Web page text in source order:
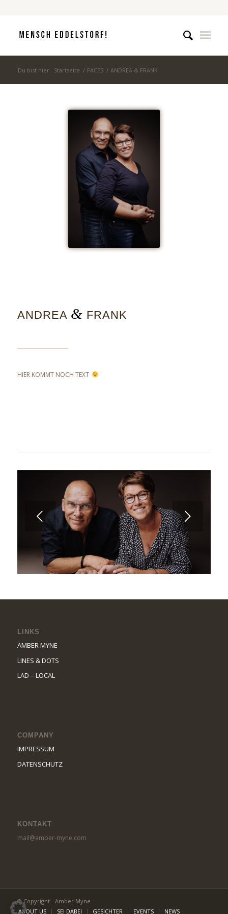
Du bist hier: Startseite / FACES / ANDREA & FRANK
ANDREA & FRANK
HIER KOMMT NOCH TEXT
Weiter
LINKS
AMBER MYNE
LINES & DOTS
LAD – LOCAL
COMPANY
IMPRESSUM
DATENSCHUTZ
KONTAKT
mail@amber-myne.com
© Copyright - Amber Myne
ABOUT US
SEI DABEI GESICHTER EVENTS NEWS